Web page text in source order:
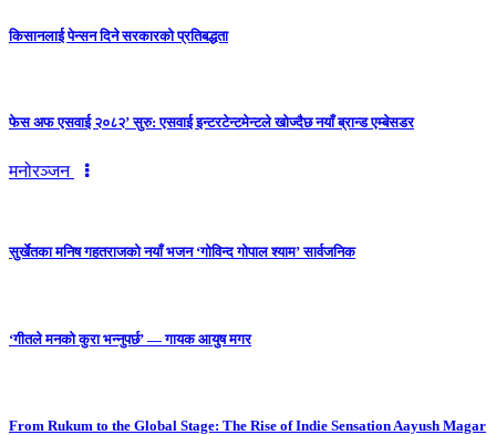
किसानलाई पेन्सन दिने सरकारको प्रतिबद्धता
फेस अफ एसवाई २०८२’ सुरु: एसवाई इन्टरटेन्टमेन्टले खोज्दैछ नयाँ ब्रान्ड एम्बेसडर
मनोरञ्जन
सुर्खेतका मनिष गहतराजको नयाँ भजन ‘गोविन्द गोपाल श्याम’ सार्वजनिक
‘गीतले मनको कुरा भन्नुपर्छ’ — गायक आयुष मगर
From Rukum to the Global Stage: The Rise of Indie Sensation Aayush Magar